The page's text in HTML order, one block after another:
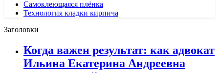
Самоклеющаяся плёнка
Технология кладки кирпича
Заголовки
Когда важен результат: как адвокат
Ильина Екатерина Андреевна